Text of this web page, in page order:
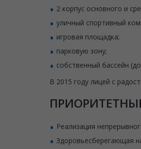
2 корпус основного и
уличный спортивный
игровая площадка;
парковую зону;
собственный бассейн
В 2015 году лицей с
Реализация
Здоровьесберегающая